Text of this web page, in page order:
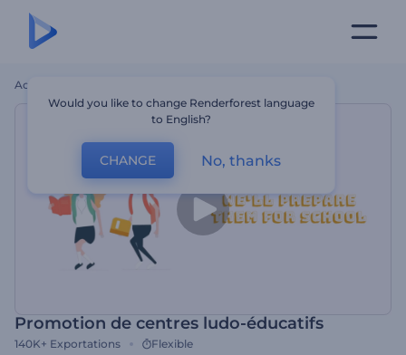
Accueil
Promotion de centres ludo-éducatifs
140K+ Exportations Flexible
Would you like to change Renderforest language
to English?
CHANGE No, thanks